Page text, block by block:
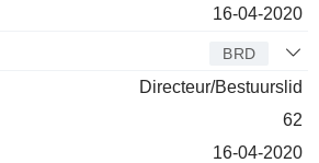
16-04-2020
BRD
Directeur/Bestuurslid
62
16-04-2020